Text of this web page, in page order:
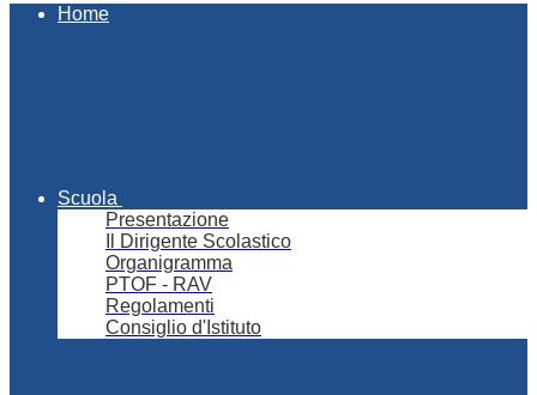
Home
Scuola
Presentazione
Il Dirigente Scolastico
Organigramma
PTOF - RAV
Regolamenti
Consiglio d'Istituto